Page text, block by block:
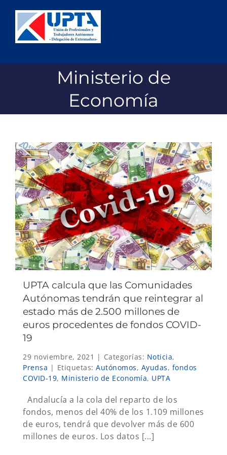
contenido
Ministerio de
Economía
UPTA calcula que las Comunidades
Autónomas tendrán que reintegrar al
estado más de 2.500 millones de
euros procedentes de fondos COVID-
19
29 noviembre, 2021 | Categorías: Noticia,
Prensa | Etiquetas: Autónomos, Ayudas, fondos
COVID-19, Ministerio de Economía, UPTA
Andalucía a la cola del reparto de los
fondos, menos del 40% de los 1.109 millones
de euros, tendrá que devolver más de 600
millones de euros. Los datos [...]